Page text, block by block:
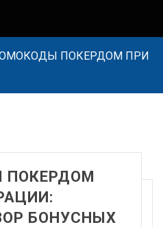
ПОКЕРДОМ ПРИ
БОНУСНЫХ